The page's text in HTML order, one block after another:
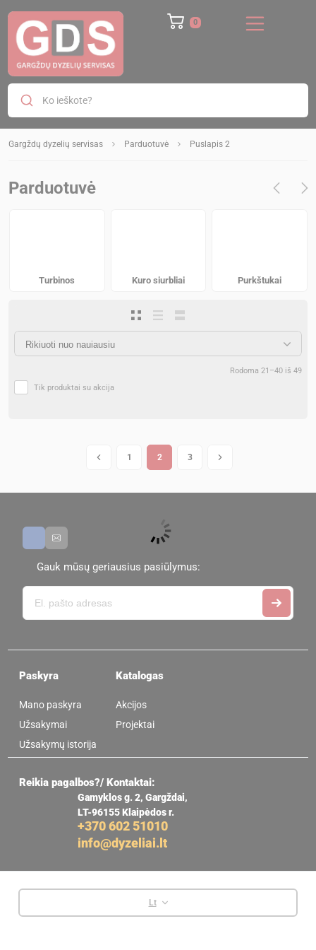
Ko ieškote?
Gargždų dyzelių servisas Parduotuvė Puslapis 2
Parduotuvė
Turbinos Kuro siurbliai Purkštukai
Tik produktai su akcija
Rodoma 21–40 iš 49
1 2 3
Gauk mūsų geriausius pasiūlymus:
Paskyra
Mano paskyra
Užsakymai
Užsakymų istorija
Katalogas
Akcijos
Projektai
Reikia pagalbos?/ Kontaktai:
Gamyklos g. 2, Gargždai,
LT-96155 Klaipėdos r.
+370 602 51010
info@dyzeliai.lt
Lt